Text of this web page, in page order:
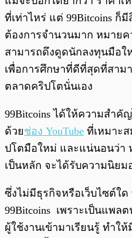
ที่เท่าไหร่ แต่ 99Bitcoins
ต้องการจำนวนมาก หมาย
สามารถดึงดูดนักลงทุนมือ
เพื่อการศึกษาที่ดีที่สุดที่สาม
ตลาดคริปโตนั่นเอง
99Bitcoins ได้ให้ความสำคั
ด้วยช่อง YouTube ที่เหมาะ
ปโตมือใหม่ และแน่นอนว่า
เป็นหลัก จะได้รับความนิย
ซึ่งไม่มีธุรกิจหรือเว็บไซต์ใ
99Bitcoins เพราะเป็นแพ
ผู้ใช้งานเข้ามาเรียนรู้ ทำใ